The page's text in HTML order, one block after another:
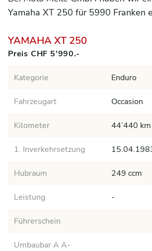
Yamaha XT 250 für 5990 Franken
YAMAHA XT 250
Preis CHF 5'990.-
Kategorie Enduro
Fahrzeugart Occasion
Kilometer 44’440 km
1. Inverkehrsetzung
Hubraum 249 ccm
Leistung -
Führerschein
Umbaubar A A-